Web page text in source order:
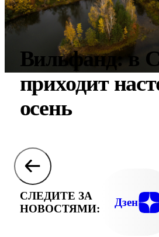
Вильфанд: в
приходит
осень
СЛЕДИТЕ ЗА
НОВОСТЯМИ:
Дзен